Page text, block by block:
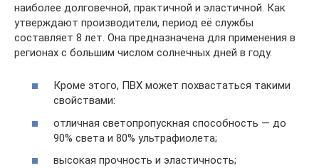
наиболее долговечной, практичной и эластичной. Как
утверждают производители, период её службы
составляет 8 лет. Она предназначена для применения в
регионах с большим числом солнечных дней в году.
Кроме этого, ПВХ может похвастаться такими
свойствами:
отличная светопропускная способность — до
90% света и 80% ультрафиолета;
высокая прочность и эластичность;